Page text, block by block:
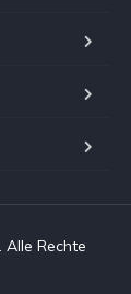
Rechte